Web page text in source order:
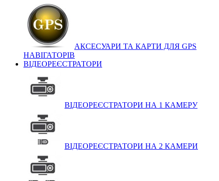
АКСЕСУАРИ ТА КАРТИ ДЛЯ GPS
НАВІГАТОРІВ
ВІДЕОРЕЄСТРАТОРИ
ВІДЕОРЕЄСТРАТОРИ НА 1 КАМЕРУ
ВІДЕОРЕЄСТРАТОРИ НА 2 КАМЕРИ